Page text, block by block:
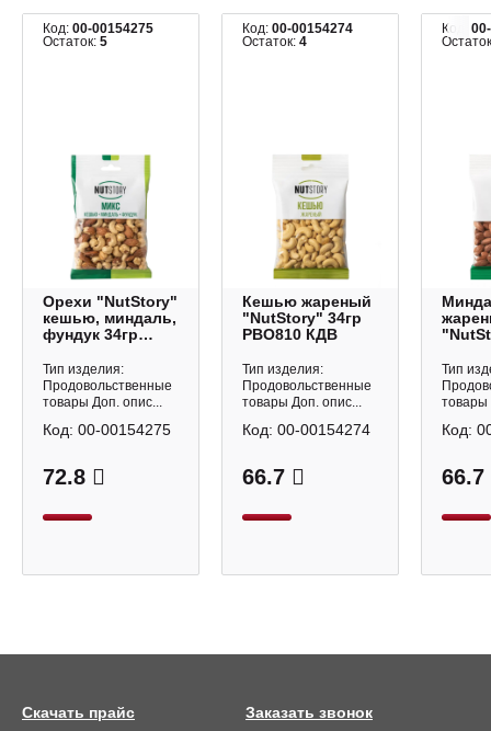
Код: 00-00154275
Остаток: 5
Орехи "NutStory"
кешью, миндаль,
фундук 34гр
Тип изделия:
Продовольственные
товары Доп. опис...
72.8
Код: 00-00154275
Код: 00-00154274
Остаток: 4
Кешью жареный
"NutStory" 34гр
РВО810 КДВ
Тип изделия:
Продовольственные
товары Доп. опис...
66.7
Код: 00-00154274
Код:
Тип
товары
66.7
Код:
Заказать звонок
Скачать прайс